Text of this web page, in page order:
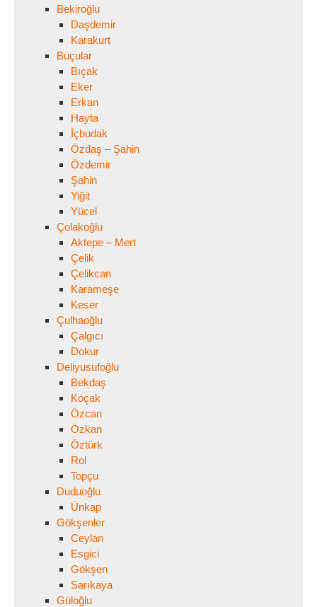
Bekiroğlu
Daşdemir
Karakurt
Buçular
Bıçak
Eker
Erkan
Hayta
İçbudak
Özdaş – Şahin
Özdemir
Şahin
Yiğit
Yücel
Çolakoğlu
Aktepe – Mert
Çelik
Çelikcan
Karameşe
Keser
Çulhaoğlu
Çalgıcı
Dokur
Deliyusufoğlu
Bekdaş
Koçak
Özcan
Özkan
Öztürk
Rol
Topçu
Duduoğlu
Ünkap
Gökşenler
Ceylan
Esgici
Gökşen
Sarıkaya
Güloğlu